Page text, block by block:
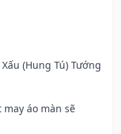
(Hung Tú) Tướng
áo màn sẽ